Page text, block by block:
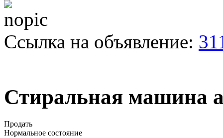
Ссылка на объявление:
Стиральная машина
Продать
Нормальное состояние